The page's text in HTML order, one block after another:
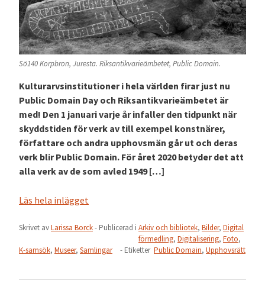
Sö140 Korpbron, Juresta. Riksantikvarieämbetet, Public Domain.
Kulturarvsinstitutioner i hela världen firar just nu
Public Domain Day och Riksantikvarieämbetet är
med! Den 1 januari varje år infaller den tidpunkt när
skyddstiden för verk av till exempel konstnärer,
författare och andra upphovsmän går ut och deras
verk blir Public Domain. För året 2020 betyder det att
alla verk av de som avled 1949 […]
Läs hela inlägget
Skrivet avLarissa Borck- Publicerad i Arkiv och bibliotek, Bilder, Digital
förmedling, Digitalisering, Foto,
K-samsök, Museer, Samlingar - Etiketter Public Domain, Upphovsrätt